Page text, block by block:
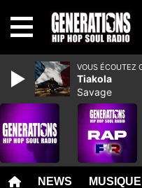
NEWS MUSIQUE
VOUS ÉCOUTEZ
Tiakola
Savage